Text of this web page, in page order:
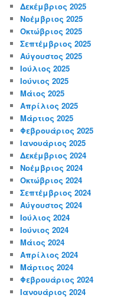
Δεκέμβριος 2025
Νοέμβριος 2025
Οκτώβριος 2025
Σεπτέμβριος 2025
Αύγουστος 2025
Ιούλιος 2025
Ιούνιος 2025
Μάιος 2025
Απρίλιος 2025
Μάρτιος 2025
Φεβρουάριος 2025
Ιανουάριος 2025
Δεκέμβριος 2024
Νοέμβριος 2024
Οκτώβριος 2024
Σεπτέμβριος 2024
Αύγουστος 2024
Ιούλιος 2024
Ιούνιος 2024
Μάιος 2024
Απρίλιος 2024
Μάρτιος 2024
Φεβρουάριος 2024
Ιανουάριος 2024